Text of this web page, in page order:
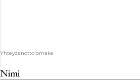
Yhteydenottolomake
Nimi